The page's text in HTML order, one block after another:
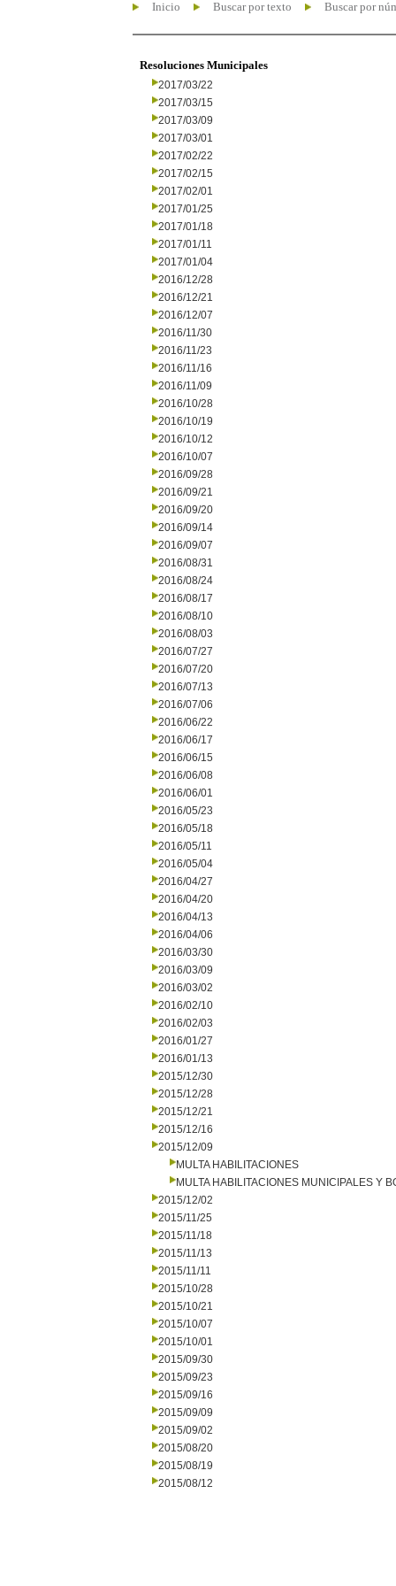
Inicio Buscar por texto Buscar por
Resoluciones Municipales
2017/03/22
2017/03/15
2017/03/09
2017/03/01
2017/02/22
2017/02/15
2017/02/01
2017/01/25
2017/01/18
2017/01/11
2017/01/04
2016/12/28
2016/12/21
2016/12/07
2016/11/30
2016/11/23
2016/11/16
2016/11/09
2016/10/28
2016/10/19
2016/10/12
2016/10/07
2016/09/28
2016/09/21
2016/09/20
2016/09/14
2016/09/07
2016/08/31
2016/08/24
2016/08/17
2016/08/10
2016/08/03
2016/07/27
2016/07/20
2016/07/13
2016/07/06
2016/06/22
2016/06/17
2016/06/15
2016/06/08
2016/06/01
2016/05/23
2016/05/18
2016/05/11
2016/05/04
2016/04/27
2016/04/20
2016/04/13
2016/04/06
2016/03/30
2016/03/09
2016/03/02
2016/02/10
2016/02/03
2016/01/27
2016/01/13
2015/12/30
2015/12/28
2015/12/21
2015/12/16
2015/12/09
MULTA HABILITACIONES
MULTA HABILITACIONES MUNICIPALES Y
2015/12/02
2015/11/25
2015/11/18
2015/11/13
2015/11/11
2015/10/28
2015/10/21
2015/10/07
2015/10/01
2015/09/30
2015/09/23
2015/09/16
2015/09/09
2015/09/02
2015/08/20
2015/08/19
2015/08/12